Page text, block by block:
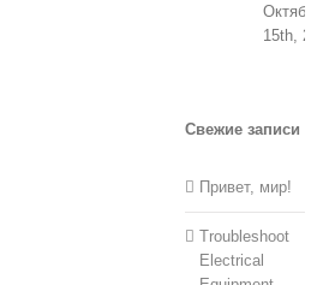
15th,
Свежие записи
Привет, мир!
Troubleshoot
Electrical